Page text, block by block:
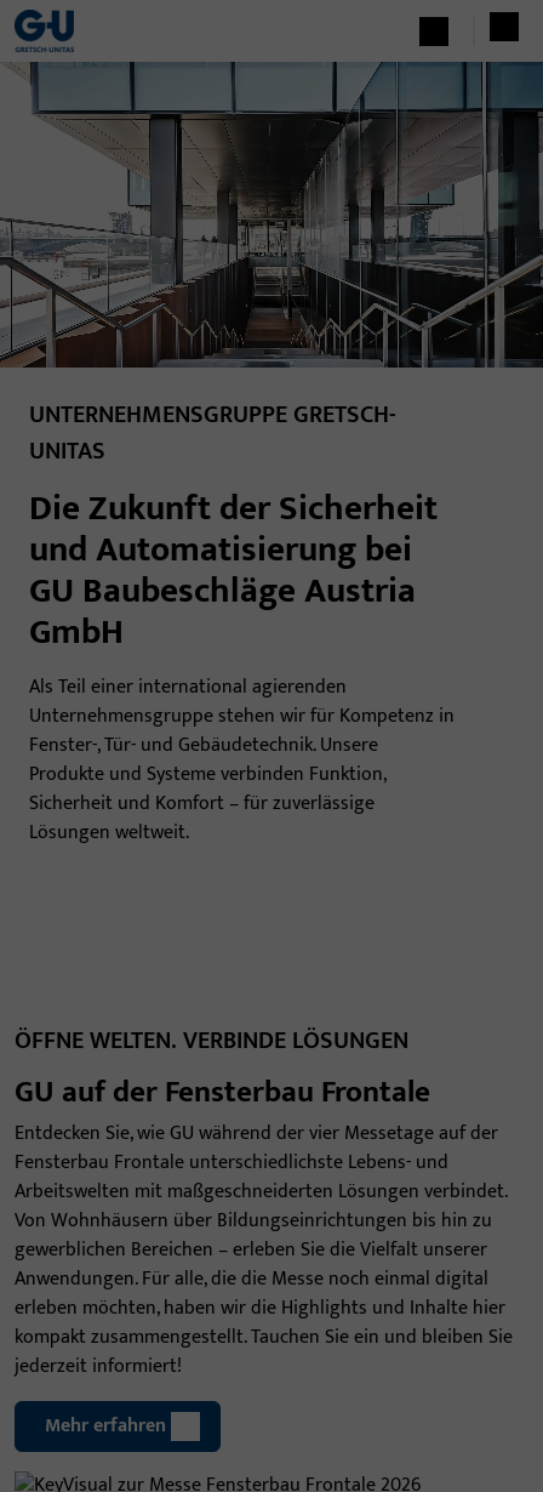
UNTERNEHMENSGRUPPE GRETSCH-
UNITAS
Die Zukunft der Sicherheit
und Automatisierung bei
GU Baubeschläge Austria
GmbH
Als Teil einer international agierenden
Unternehmensgruppe stehen wir für Kompetenz in
Fenster-, Tür- und Gebäudetechnik. Unsere
Produkte und Systeme verbinden Funktion,
Sicherheit und Komfort – für zuverlässige
Lösungen weltweit.
ÖFFNE WELTEN. VERBINDE LÖSUNGEN
GU auf der Fensterbau Frontale
Entdecken Sie, wie GU während der vier Messetage auf der
Fensterbau Frontale unterschiedlichste Lebens- und
Arbeitswelten mit maßgeschneiderten Lösungen verbindet.
Von Wohnhäusern über Bildungseinrichtungen bis hin zu
gewerblichen Bereichen – erleben Sie die Vielfalt unserer
Anwendungen. Für alle, die die Messe noch einmal digital
erleben möchten, haben wir die Highlights und Inhalte hier
kompakt zusammengestellt. Tauchen Sie ein und bleiben Sie
jederzeit informiert!
Mehr erfahren